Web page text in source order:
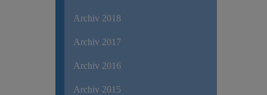
Archiv 2018
Archiv 2017
Archiv 2016
Archiv 2015